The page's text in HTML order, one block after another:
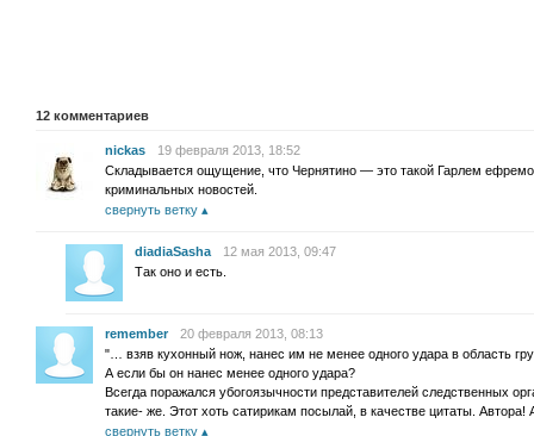
12 комментариев
nickas
19 февраля 2013, 18:52
Складывается ощущение, что Чернятино — это такой Гарлем
криминальных новостей.
свернуть ветку
diadiaSasha
12 мая 2013, 09:47
Так оно и есть.
remember
20 февраля 2013, 08:13
"… взяв кухонный нож, нанес им не менее одного удара в область
А если бы он нанес менее одного удара?
Всегда поражался убогоязычности представителей следственных
такие- же. Этот хоть сатирикам посылай, в качестве цитаты.
свернуть ветку